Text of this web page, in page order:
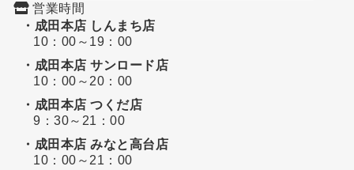
営業時間
・成田本店 しんまち店
10：00～19：00
・成田本店 サンロード店
10：00～20：00
・成田本店 つくだ店
9：30～21：00
・成田本店 みなと高台店
10：00～21：00